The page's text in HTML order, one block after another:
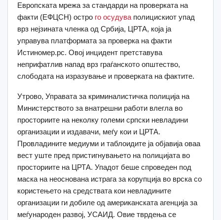
Европската мрежа за стандарди на проверката на
факти (ЕФЦСН) остро го осудува полицискиот упад
врз нејзината членка од Србија, ЦРТА, која ја
управува платформата за проверка на факти
Истиномер.рс. Овој инцидент претставува
неприфатлив напад врз граѓанското општество,
слободата на изразување и проверката на фактите.
Утрово, Управата за криминалистичка полиција на
Министерството за внатрешни работи влегла во
просториите на неколку големи српски невладини
организации и издавачи, меѓу кои и ЦРТА.
Провладините медиуми и таблоидите ја објавија оваа
вест уште пред пристигнувањето на полицијата во
просториите на ЦРТА. Упадот беше спроведен под
маска на неоснована истрага за корупција во врска со
користењето на средствата кои невладините
организации ги добиле од американската агенција за
меѓународен развој, УСАИД. Овие тврдења се